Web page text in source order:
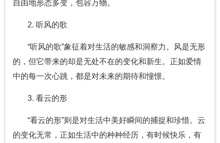
自由地形态多变，包容万物。
2. 听风的歌
“听风的歌”象征着对生活的敏感和洞察力。风是无形
的，但它带来的却是无处不在的变化和新生。正如爱情
中的每一次心跳，都是对未来的期待和憧憬。
3. 看云的形
“看云的形”则是对生活中美好瞬间的捕捉和珍惜。云
的变化无常，正如生活中的种种经历，有时候快乐，有